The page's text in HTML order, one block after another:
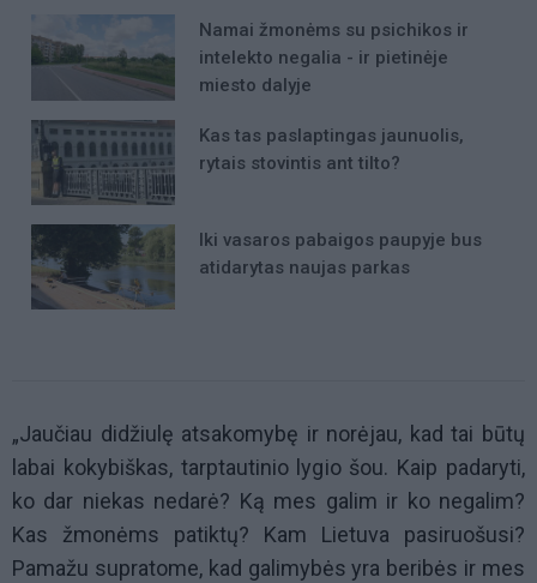
Namai žmonėms su psichikos ir
intelekto negalia - ir pietinėje
miesto dalyje
Kas tas paslaptingas jaunuolis,
rytais stovintis ant tilto?
Iki vasaros pabaigos paupyje bus
atidarytas naujas parkas
„Jaučiau didžiulę atsakomybę ir norėjau, kad tai būtų
labai kokybiškas, tarptautinio lygio šou. Kaip padaryti,
ko dar niekas nedarė? Ką mes galim ir ko negalim?
Kas žmonėms patiktų? Kam Lietuva pasiruošusi?
Pamažu supratome, kad galimybės yra beribės ir mes